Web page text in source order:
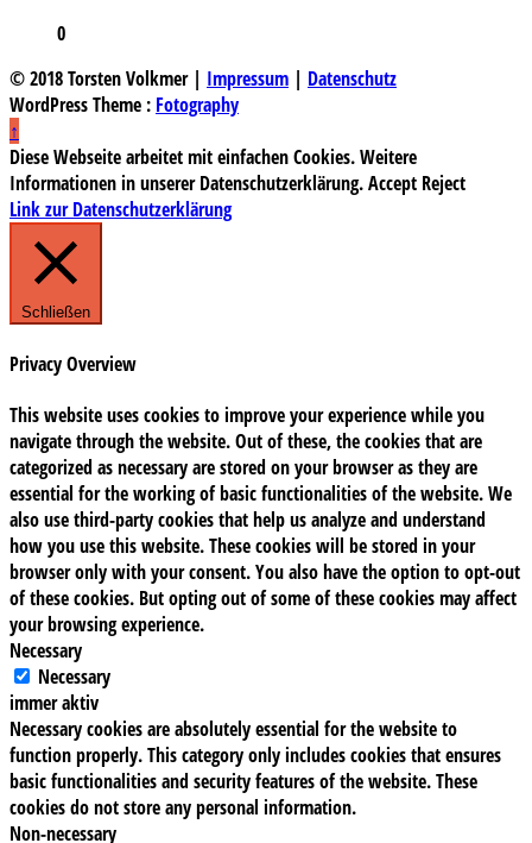
0
© 2018 Torsten Volkmer | Impressum | Datenschutz
WordPress Theme : Fotography
↑
Diese Webseite arbeitet mit einfachen Cookies. Weitere
Informationen in unserer Datenschutzerklärung.Accept Reject
Link zur Datenschutzerklärung
Schließen
Privacy Overview
This website uses cookies to improve your experience while you
navigate through the website. Out of these, the cookies that are
categorized as necessary are stored on your browser as they are
essential for the working of basic functionalities of the website. We
also use third-party cookies that help us analyze and understand
how you use this website. These cookies will be stored in your
browser only with your consent. You also have the option to opt-out
of these cookies. But opting out of some of these cookies may affect
your browsing experience.
Necessary
Necessary
immer aktiv
Necessary cookies are absolutely essential for the website to
function properly. This category only includes cookies that ensures
basic functionalities and security features of the website. These
cookies do not store any personal information.
Non-necessary